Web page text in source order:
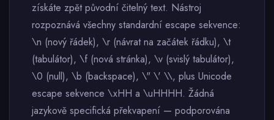
získáte zpět původní čitelný text. Nástroj
rozpoznává všechny standardní escape sekvence:
\n (nový řádek), \r (návrat na začátek řádku), \t
(tabulátor), \f (nová stránka), \v (svislý tabulátor),
\0 (null), \b (backspace), \" \' \\, plus Unicode
escape sekvence \xHH a \uHHHH. Žádná
jazykově specifická překvapení — podporována